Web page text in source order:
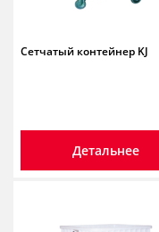
Сетчатый контейнер KJ
Детальнее